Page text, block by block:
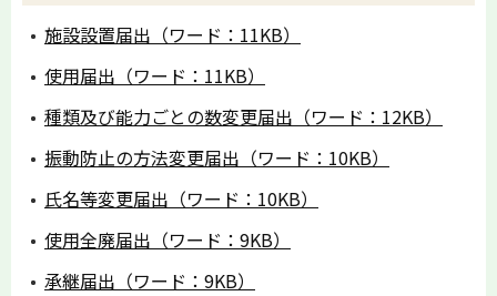
施設設置届出（ワード：11KB）
使用届出（ワード：11KB）
種類及び能力ごとの数変更届出（ワード：12KB）
振動防止の方法変更届出（ワード：10KB）
氏名等変更届出（ワード：10KB）
使用全廃届出（ワード：9KB）
承継届出（ワード：9KB）